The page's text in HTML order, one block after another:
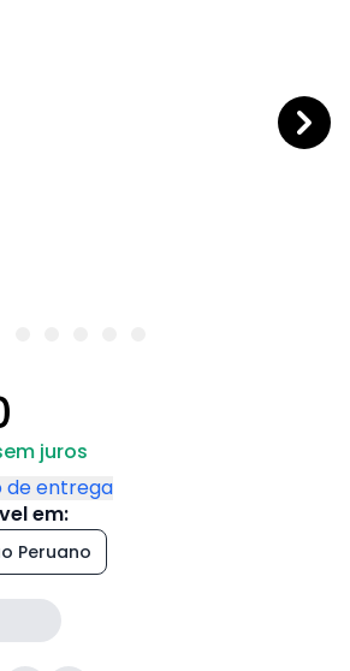
juros
de entrega
em:
Peruano